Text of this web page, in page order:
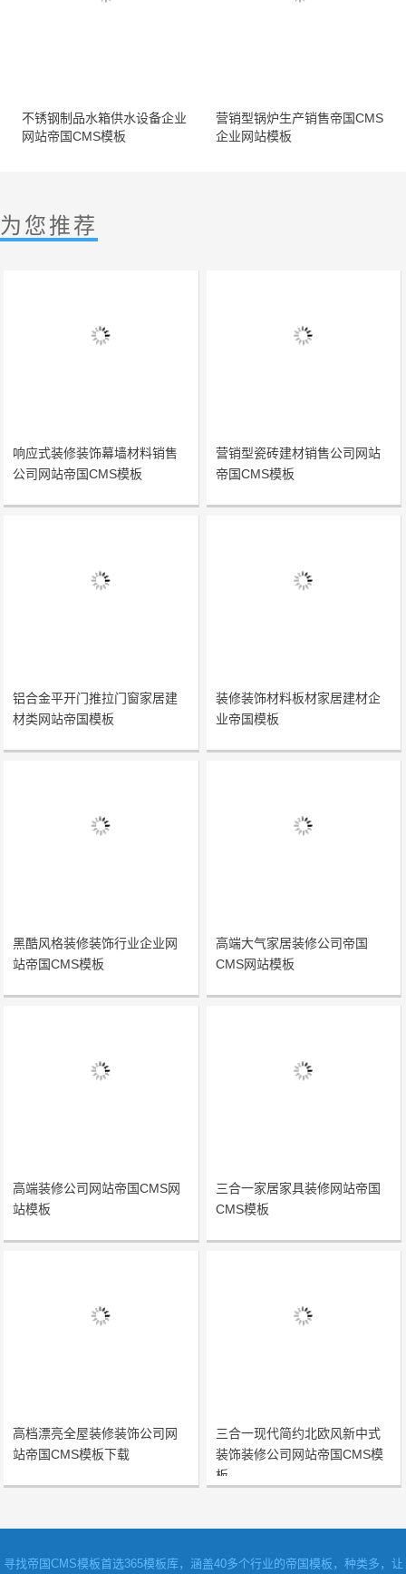
不锈钢制品水箱供水设备企业
网站帝国CMS模板
营销型锅炉生产销售帝国CMS
企业网站模板
为您推荐
响应式装修装饰幕墙材料销售
公司网站帝国CMS模板
营销型瓷砖建材销售公司网站
帝国CMS模板
铝合金平开门推拉门窗家居建
材类网站帝国模板
装修装饰材料板材家居建材企
业帝国模板
黑酷风格装修装饰行业企业网
站帝国CMS模板
高端大气家居装修公司帝国
CMS网站模板
高端装修公司网站帝国CMS网
站模板
三合一家居家具装修网站帝国
CMS模板
高档漂亮全屋装修装饰公司网
站帝国CMS模板下载
三合一现代简约北欧风新中式
装饰装修公司网站帝国CMS模
板
寻找帝国CMS模板首选365模板库，涵盖40多个行业的帝国模板，种类多，让